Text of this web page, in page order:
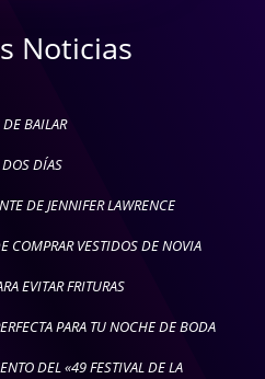
Noticias
BAILAR
DÍAS
DE JENNIFER LAWRENCE
COMPRAR VESTIDOS DE NOVIA
EVITAR FRITURAS
PARA TU NOCHE DE BODA
DEL «49 FESTIVAL DE LA